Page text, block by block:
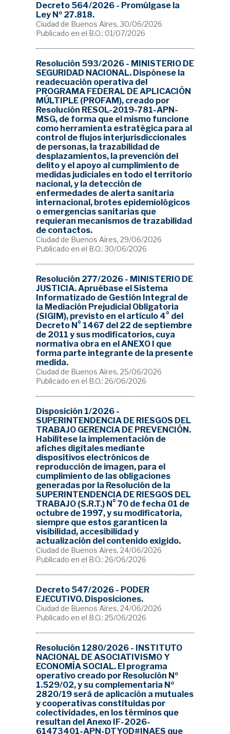
Decreto 564/2026 - Promúlgase la
Ley Nº 27.818.
Ciudad de Buenos Aires, 30/06/2026
Publicado en el B.O.: 01/07/2026
Resolución 593/2026 - MINISTERIO DE
SEGURIDAD NACIONAL. Dispónese la
readecuación operativa del
PROGRAMA FEDERAL DE APLICACIÓN
MÚLTIPLE (PROFAM), creado por
Resolución RESOL-2019-781-APN-
MSG, de forma que el mismo funcione
como herramienta estratégica para al
control de flujos interjurisdiccionales
de personas, la trazabilidad de
desplazamientos, la prevención del
delito y el apoyo al cumplimiento de
medidas judiciales en todo el territorio
nacional, y la detección de
enfermedades de alerta sanitaria
internacional, brotes epidemiológicos
o emergencias sanitarias que
requieran mecanismos de trazabilidad
de contactos.
Ciudad de Buenos Aires, 29/06/2026
Publicado en el B.O.: 30/06/2026
Resolución 277/2026 - MINISTERIO DE
JUSTICIA. Apruébase el Sistema
Informatizado de Gestión Integral de
la Mediación Prejudicial Obligatoria
(SIGIM), previsto en el artículo 4° del
Decreto N° 1467 del 22 de septiembre
de 2011 y sus modificatorios, cuya
normativa obra en el ANEXO I que
forma parte integrante de la presente
medida.
Ciudad de Buenos Aires, 25/06/2026
Publicado en el B.O.: 26/06/2026
Disposición 1/2026 -
SUPERINTENDENCIA DE RIESGOS DEL
TRABAJO GERENCIA DE PREVENCIÓN.
Habilítese la implementación de
afiches digitales mediante
dispositivos electrónicos de
reproducción de imagen, para el
cumplimiento de las obligaciones
generadas por la Resolución de la
SUPERINTENDENCIA DE RIESGOS DEL
TRABAJO (S.R.T.) N° 70 de fecha 01 de
octubre de 1997, y su modificatoria,
siempre que estos garanticen la
visibilidad, accesibilidad y
actualización del contenido exigido.
Ciudad de Buenos Aires, 24/06/2026
Publicado en el B.O.: 26/06/2026
Decreto 547/2026 - PODER
EJECUTIVO. Disposiciones.
Ciudad de Buenos Aires, 24/06/2026
Publicado en el B.O.: 25/06/2026
Resolución 1280/2026 - INSTITUTO
NACIONAL DE ASOCIATIVISMO Y
ECONOMÍA SOCIAL. El programa
operativo creado por Resolución Nº
1.529/02, y su complementaria Nº
2820/19 será de aplicación a mutuales
y cooperativas constituidas por
colectividades, en los términos que
resultan del Anexo IF-2026-
61473401-APN-DTYOD#INAES que